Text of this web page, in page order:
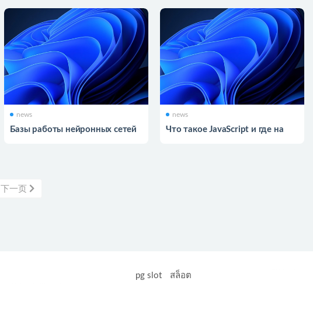
news
Базы работы нейронных сетей
news
Что такое JavaScript и где на
下一页
pg slot สล็อต